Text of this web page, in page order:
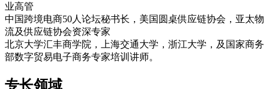
业高管
中国跨境电商50人论坛秘书长，美国圆桌供应链协会，亚太物
流及供应链协会资深专家
北京大学汇丰商学院，上海交通大学，浙江大学，及国家商务
部数字贸易电子商务专家培训讲师。
专长领域